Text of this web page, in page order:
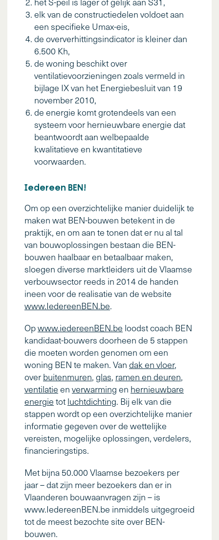
elk van de constructiedelen voldoet aan
een specifieke Umax-eis,
de oververhittingsindicator is kleiner dan
6.500 Kh,
de woning beschikt over
ventilatievoorzieningen zoals vermeld in
bijlage IX van het Energiebesluit van 19
november 2010,
de energie komt grotendeels van een
systeem voor hernieuwbare energie dat
beantwoordt aan welbepaalde
kwalitatieve en kwantitatieve
voorwaarden.
Iedereen BEN!
Om op een overzichtelijke manier duidelijk te
maken wat BEN-bouwen betekent in de
praktijk, en om aan te tonen dat er nu al tal
van bouwoplossingen bestaan die BEN-
bouwen haalbaar en betaalbaar maken,
sloegen diverse marktleiders uit de Vlaamse
verbouwsector reeds in 2014 de handen
ineen voor de realisatie van de website
www.IedereenBEN.be.
Opwww.iedereenBEN.be loodst coach BEN
kandidaat-bouwers doorheen de 5 stappen
die moeten worden genomen om een
woning BEN te maken. Van dak en vloer,
over buitenmuren, glas, ramen en deuren,
ventilatie en verwarming en hernieuwbare
energie tot luchtdichting. Bij elk van die
stappen wordt op een overzichtelijke manier
informatie gegeven over de wettelijke
vereisten, mogelijke oplossingen, verdelers,
financieringstips.
Met bijna 50.000 Vlaamse bezoekers per
jaar – dat zijn meer bezoekers dan er in
Vlaanderen bouwaanvragen zijn – is
www.IedereenBEN.be inmiddels uitgegroeid
tot de meest bezochte site over BEN-
bouwen.